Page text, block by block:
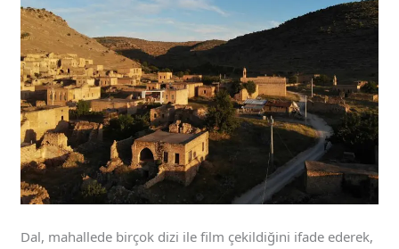
Dal, mahallede birçok dizi ile film çekildiğini ifade ederek,